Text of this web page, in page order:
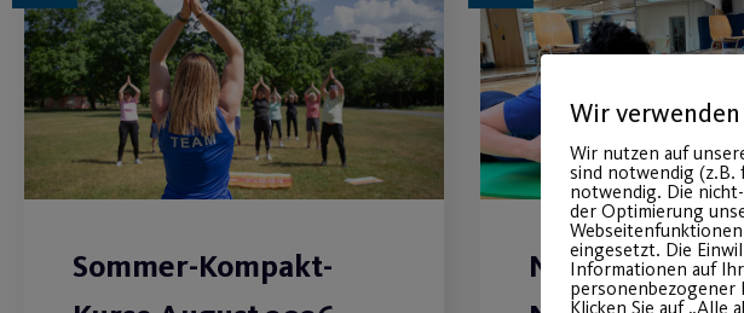
Sommer-Kompakt-
Neue
Wir
Wir nutzen auf
sind notwendig (z.B.
notwendig. Die
der Optimierung
eingesetzt. Die
Informationen auf
personenbezogener
Klicken Sie auf „Alle